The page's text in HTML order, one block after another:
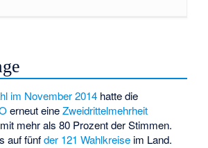
im November 2014 hatte die
erneut eineZweidrittelmehrheit
mehr als 80 Prozent der Stimmen.
auf fünfder 121 Wahlkreise im Land.